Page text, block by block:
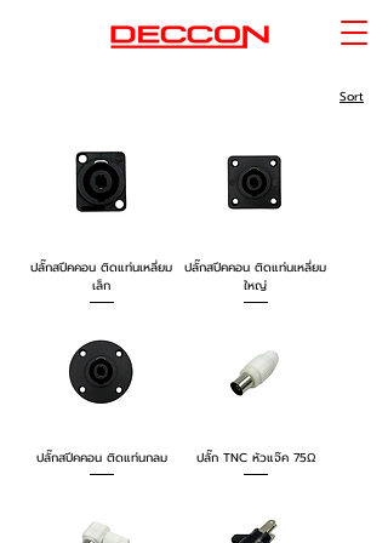
Sort
ปลั๊กสปีคคอน ติดแท่นเหลี่ยม
เล็ก
ปลั๊กสปีคคอน ติดแท่นเหลี่ยม
ใหญ่
ปลั๊กสปีคคอน ติดแท่นกลม ปลั๊ก TNC หัวแจ๊ค 75Ω